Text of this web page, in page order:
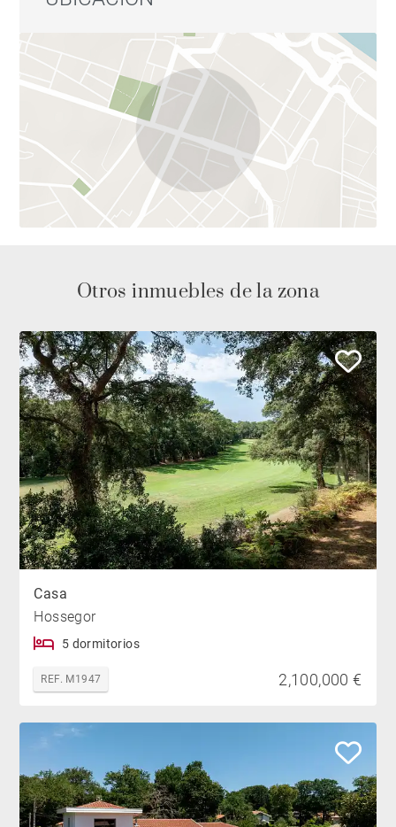
Otros inmuebles de la zona
Casa
Hossegor
5 dormitorios
REF. M1947 2,100,000 €